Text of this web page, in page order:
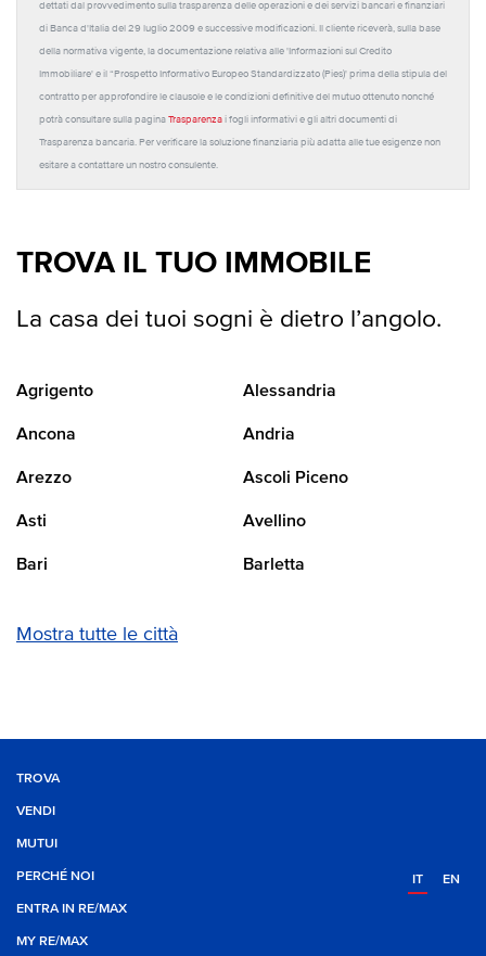
dettati dal provvedimento sulla trasparenza delle operazioni e dei servizi bancari e finanziari
di Banca d'Italia del 29 luglio 2009 e successive modificazioni. Il cliente riceverà, sulla base
della normativa vigente, la documentazione relativa alle 'Informazioni sul Credito
Immobiliare' e il “Prospetto Informativo Europeo Standardizzato (Pies)' prima della stipula del
contratto per approfondire le clausole e le condizioni definitive del mutuo ottenuto nonché
potrà consultare sulla pagina Trasparenza i fogli informativi e gli altri documenti di
Trasparenza bancaria. Per verificare la soluzione finanziaria più adatta alle tue esigenze non
esitare a contattare un nostro consulente.
TROVA IL TUO IMMOBILE
La casa dei tuoi sogni è dietro l’angolo.
Agrigento Alessandria
Ancona Andria
Arezzo Ascoli Piceno
Asti Avellino
Bari Barletta
Mostra tutte le città
TROVA
VENDI
MUTUI
PERCHÉ NOI
ENTRA IN RE/MAX
MY RE/MAX
IT EN